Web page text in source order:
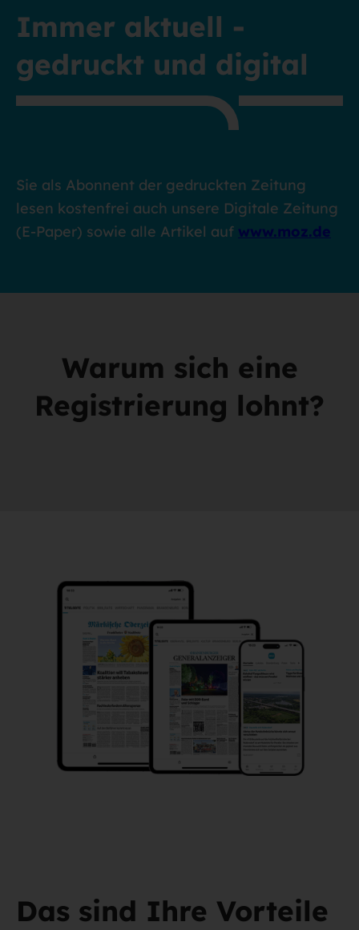
Immer aktuell -
gedruckt und digital
Sie als Abonnent der gedruckten Zeitung
lesen kostenfrei auch unsere Digitale Zeitung
(E-Paper) sowie alle Artikel auf www.moz.de
Warum sich eine
Registrierung lohnt?
Das sind Ihre Vorteile